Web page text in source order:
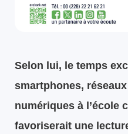
Selon lui, le temps
smartphones,
numériques à l’école
favoriserait une